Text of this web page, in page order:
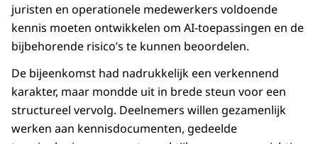
juristen en operationele medewerkers voldoende
kennis moeten ontwikkelen om AI-toepassingen en de
bijbehorende risico’s te kunnen beoordelen.
De bijeenkomst had nadrukkelijk een verkennend
karakter, maar mondde uit in brede steun voor een
structureel vervolg. Deelnemers willen gezamenlijk
werken aan kennisdocumenten, gedeelde